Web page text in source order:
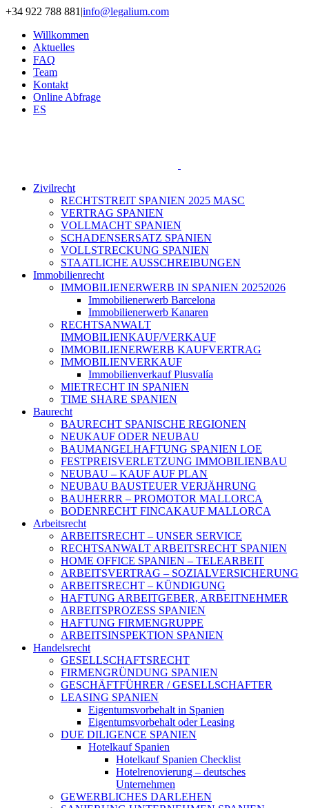
Zum
springen
+34 922 788 881 |info@legalium.com
Willkommen
Aktuelles
FAQ
Team
Kontakt
Online Abfrage
ES
Zivilrecht
RECHTSTREIT SPANIEN 2025 MASC
VERTRAG SPANIEN
VOLLMACHT SPANIEN
SCHADENSERSATZ SPANIEN
VOLLSTRECKUNG SPANIEN
STAATLICHE AUSSCHREIBUNGEN
Immobilienrecht
IMMOBILIENERWERB IN SPANIEN 20252026
Immobilienerwerb Barcelona
Immobilienerwerb Kanaren
RECHTSANWALT
IMMOBILIENKAUF/VERKAUF
IMMOBILIENERWERB KAUFVERTRAG
IMMOBILIENVERKAUF
Immobilienverkauf Plusvalía
MIETRECHT IN SPANIEN
TIME SHARE SPANIEN
Baurecht
BAURECHT SPANISCHE REGIONEN
NEUKAUF ODER NEUBAU
BAUMANGELHAFTUNG SPANIEN LOE
FESTPREISVERLETZUNG IMMOBILIENBAU
NEUBAU – KAUF AUF PLAN
NEUBAU BAUSTEUER VERJÄHRUNG
BAUHERRR – PROMOTOR MALLORCA
BODENRECHT FINCAKAUF MALLORCA
Arbeitsrecht
ARBEITSRECHT – UNSER SERVICE
RECHTSANWALT ARBEITSRECHT SPANIEN
HOME OFFICE SPANIEN – TELEARBEIT
ARBEITSVERTRAG – SOZIALVERSICHERUNG
ARBEITSRECHT – KÜNDIGUNG
HAFTUNG ARBEITGEBER, ARBEITNEHMER
ARBEITSPROZESS SPANIEN
HAFTUNG FIRMENGRUPPE
ARBEITSINSPEKTION SPANIEN
Handelsrecht
GESELLSCHAFTSRECHT
FIRMENGRÜNDUNG SPANIEN
GESCHÄFTFÜHRER / GESELLSCHAFTER
LEASING SPANIEN
Eigentumsvorbehalt in Spanien
Eigentumsvorbehalt oder Leasing
DUE DILIGENCE SPANIEN
Hotelkauf Spanien
Hotelkauf Spanien Checklist
Hotelrenovierung – deutsches
Unternehmen
GEWERBLICHES DARLEHEN